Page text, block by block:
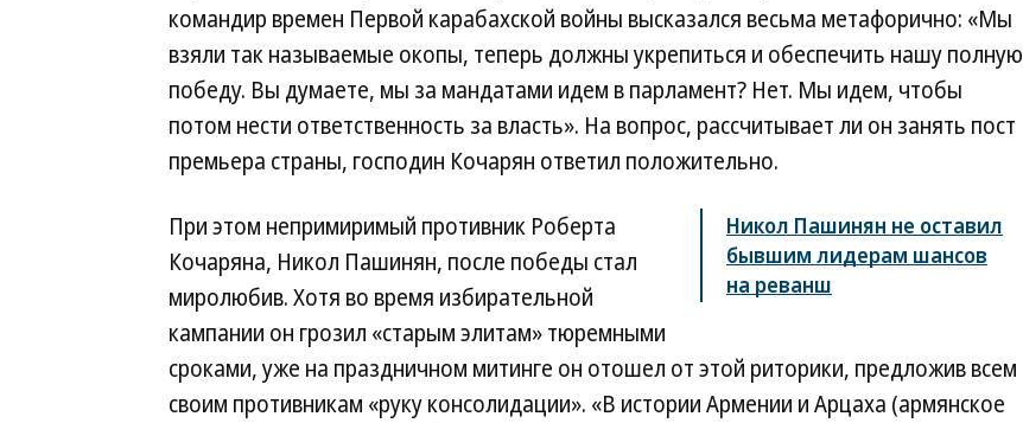
командир времен Первой карабахской войны высказался весьма метафорично: «Мы
взяли так называемые окопы, теперь должны укрепиться и обеспечить нашу полную
победу. Вы думаете, мы за мандатами идем в парламент? Нет. Мы идем, чтобы
потом нести ответственность за власть». На вопрос, рассчитывает ли он занять пост
премьера страны, господин Кочарян ответил положительно.
Никол Пашинян не оставил
бывшим лидерам шансов
на реванш
При этом непримиримый противник Роберта
Кочаряна, Никол Пашинян, после победы стал
миролюбив. Хотя во время избирательной
кампании он грозил «старым элитам» тюремными
сроками, уже на праздничном митинге он отошел от этой риторики, предложив всем
своим противникам «руку консолидации». «В истории Армении и Арцаха (армянское